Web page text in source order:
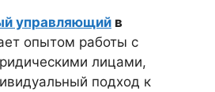
управляющий в
опытом работы с
лицами,
подход к